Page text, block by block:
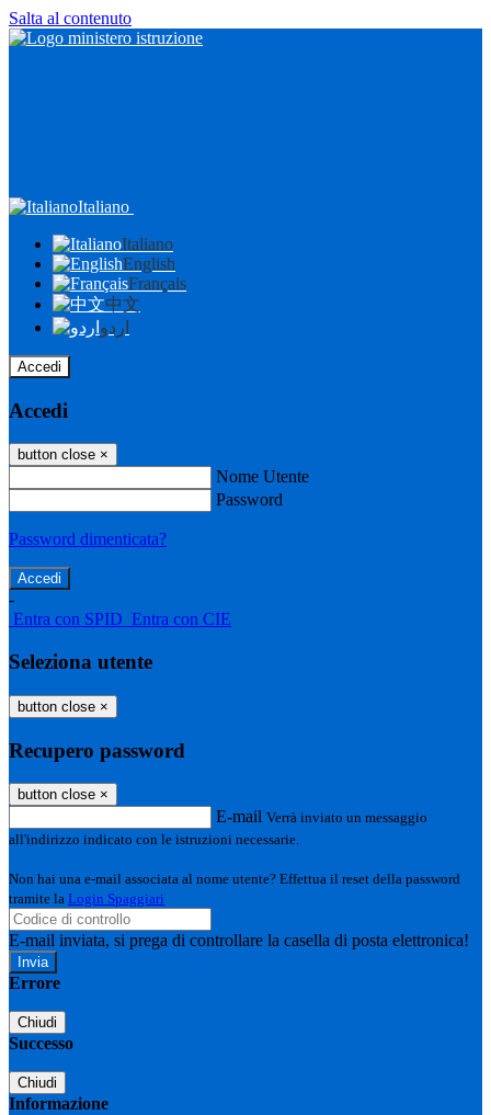
Salta al contenuto
Italiano
Italiano
English
Français
中文
اردو
Accedi
Accedi
button close ×
Nome Utente
Password
Password dimenticata?
-
Entra con SPID Entra con CIE
Seleziona utente
button close ×
Recupero password
button close ×
E-mail Verrà inviato un messaggio
all'indirizzo indicato con le istruzioni necessarie.
Non hai una e-mail associata al nome utente? Effettua il reset della password
tramite la Login Spaggiari
E-mail inviata, si prega di controllare la casella di posta elettronica!
Errore
Chiudi
Successo
Chiudi
Informazione